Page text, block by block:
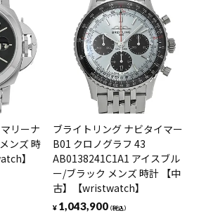
リーナ
ンズ 時
】
ブライトリング ナビタイマー
B01 クロノグラフ 43
AB0138241C1A1 アイスブル
ー/ブラック メンズ 時計 【中
古】【wristwatch】
¥ 1,043,900（税込）